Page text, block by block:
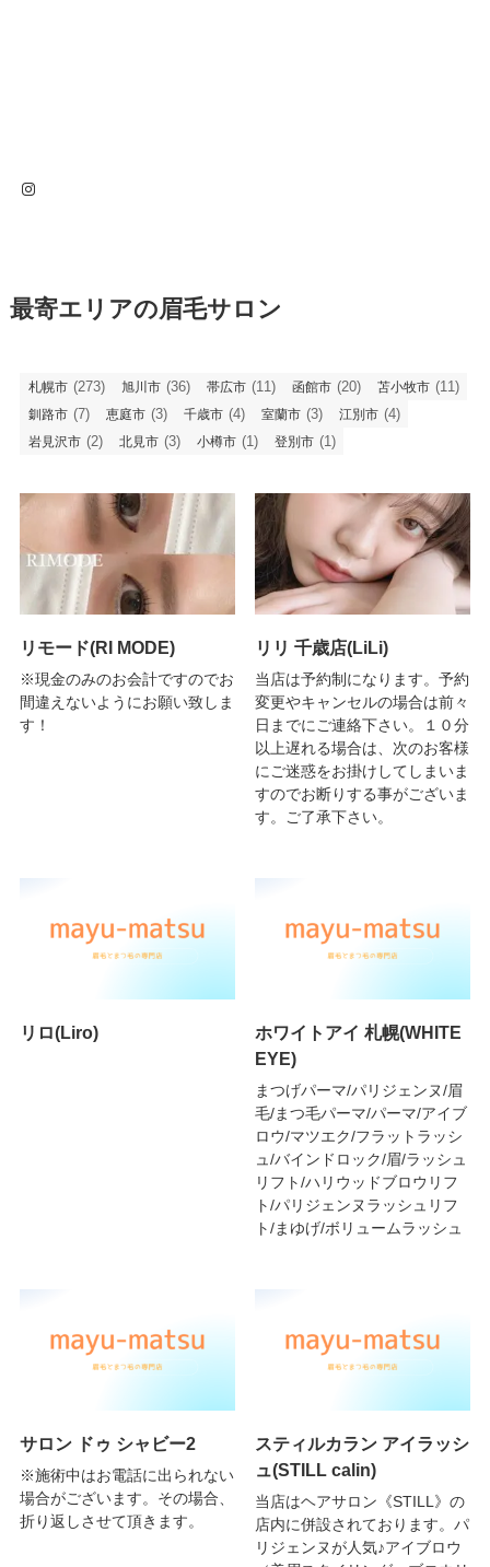
Instagram
最寄エリアの眉毛サロン
札幌市 (273) 旭川市 (36) 帯広市 (11) 函館市 (20) 苫小牧市 (11)
釧路市 (7) 恵庭市 (3) 千歳市 (4) 室蘭市 (3) 江別市 (4)
岩見沢市 (2) 北見市 (3) 小樽市 (1) 登別市 (1)
リモード(RI MODE)
※現金のみのお会計ですのでお
間違えないようにお願い致しま
す！
リリ 千歳店(LiLi)
当店は予約制になります。予約
変更やキャンセルの場合は前々
日までにご連絡下さい。１０分
以上遅れる場合は、次のお客様
にご迷惑をお掛けしてしまいま
すのでお断りする事がございま
す。ご了承下さい。
リロ(Liro)
ホワイトアイ 札幌(WHITE
EYE)
まつげパーマ/パリジェンヌ/眉
毛/まつ毛パーマ/パーマ/アイブ
ロウ/マツエク/フラットラッシ
ュ/バインドロック/眉/ラッシュ
リフト/ハリウッドブロウリフ
ト/パリジェンヌラッシュリフ
ト/まゆげ/ボリュームラッシュ
サロン ドゥ シャビー2
※施術中はお電話に出られない
場合がございます。その場合、
折り返しさせて頂きます。
スティルカラン アイラッシ
ュ(STILL calin)
当店はヘアサロン《STILL》の
店内に併設されております。パ
リジェンヌが人気♪アイブロウ